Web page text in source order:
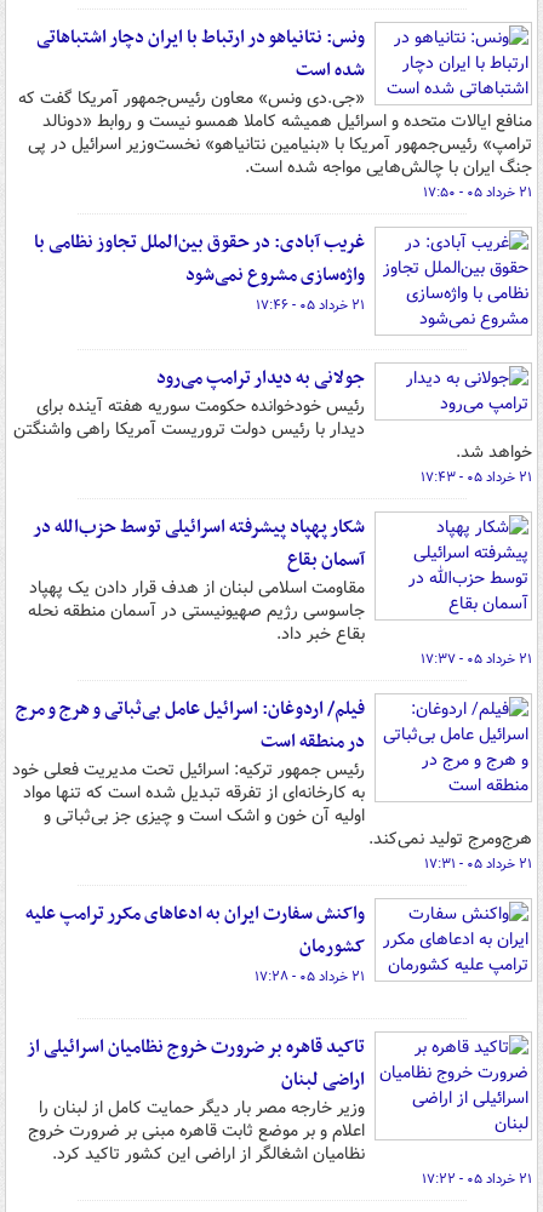
ونس: نتانیاهو در ارتباط با ایران دچار اشتباهاتی
شده است
«جی‌.دی ونس» معاون رئیس‌جمهور آمریکا گفت که
منافع ایالات متحده و اسرائیل همیشه کاملا همسو نیست و روابط «دونالد
ترامپ» رئیس‌جمهور آمریکا با «بنیامین نتانیاهو» نخست‌وزیر اسرائیل در پی
جنگ ایران با چالش‌هایی مواجه شده است.
۲۱ خرداد ۰۵ - ۱۷:۵۰
غریب آبادی: در حقوق بین‌الملل تجاوز نظامی با
واژه‌سازی مشروع نمی‌شود
۲۱ خرداد ۰۵ - ۱۷:۴۶
جولانی به دیدار ترامپ می‌رود
رئیس خودخوانده حکومت سوریه هفته آینده برای
دیدار با رئیس دولت تروریست آمریکا راهی واشنگتن
خواهد شد.
۲۱ خرداد ۰۵ - ۱۷:۴۳
شکار پهپاد پیشرفته اسرائیلی توسط حزب‌الله در
آسمان بقاع
مقاومت اسلامی لبنان از هدف قرار دادن یک پهپاد
جاسوسی رژیم صهیونیستی در آسمان منطقه نحله
بقاع خبر داد.
۲۱ خرداد ۰۵ - ۱۷:۳۷
فیلم/ اردوغان: اسرائیل عامل بی‌ثباتی و هرج‌ و مرج
در منطقه است
رئیس جمهور ترکیه: اسرائیل تحت مدیریت فعلی خود
به کارخانه‌ای از تفرقه تبدیل شده است که تنها مواد
اولیه آن خون و اشک است و چیزی جز بی‌ثباتی و
هرج‌ومرج تولید نمی‌کند.
۲۱ خرداد ۰۵ - ۱۷:۳۱
واکنش سفارت ایران به ادعاهای مکرر ترامپ علیه
کشورمان
۲۱ خرداد ۰۵ - ۱۷:۲۸
تاکید قاهره بر ضرورت خروج نظامیان اسرائیلی از
اراضی لبنان
وزیر خارجه مصر بار دیگر حمایت کامل از لبنان را
اعلام و بر موضع ثابت قاهره مبنی بر ضرورت خروج
نظامیان اشغالگر از اراضی این کشور تاکید کرد.
۲۱ خرداد ۰۵ - ۱۷:۲۲